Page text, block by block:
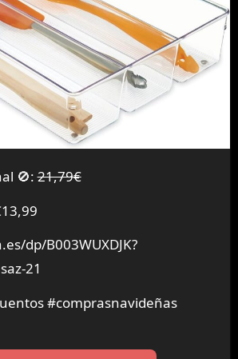
🚫:21,79€
dp/B003WUXDJK?
21
#comprasnavideñas